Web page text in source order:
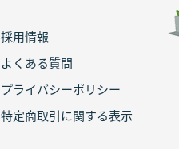
採用情報
よくある質問
プライバシーポリシー
特定商取引に関する表示